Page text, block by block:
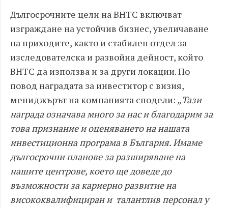
Дългосрочните цели на BHTC включват
изграждане на устойчив бизнес, увеличаване
на приходите, както и стабилен отдел за
изследователска и развойна дейност, който
BHTC да използва и за други локации. По
повод наградата за инвеститор с визия,
мениджърът на компанията сподели: „Тази
награда означава много за нас и благодарим за
това признание и оценяването на нашата
инвестиционна програма в България. Имаме
дългосрочни планове за разширяване на
нашите центрове, което ще доведе до
възможности за кариерно развитие на
висококвалифициран и талантлив персонал у